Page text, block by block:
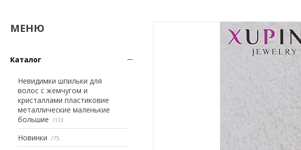
Каталог
Невидимки шпильки для
волос с жемчугом и
кристаллами пластиковие
металлические маленькие
большие
113
Новинки 75